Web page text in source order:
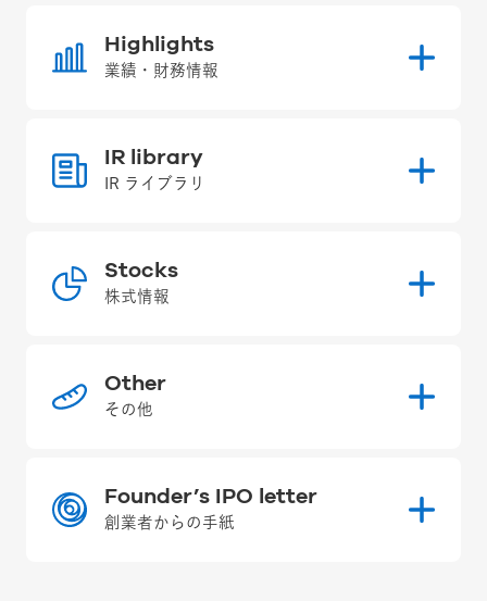
Highlights
業績・財務情報
IR library
IR ライブラリ
Stocks
株式情報
Other
その他
Founder’s IPO letter
創業者からの手紙